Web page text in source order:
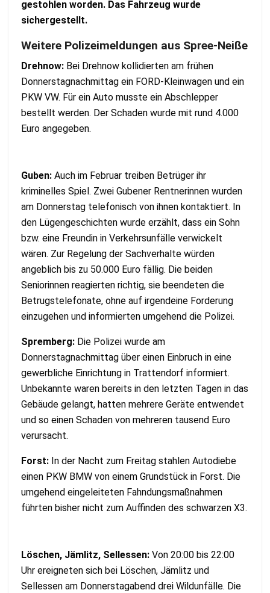
gestohlen worden. Das Fahrzeug wurde
sichergestellt.
Weitere Polizeimeldungen aus Spree-Neiße
Drehnow: Bei Drehnow kollidierten am frühen
Donnerstagnachmittag ein FORD-Kleinwagen und ein
PKW VW. Für ein Auto musste ein Abschlepper
bestellt werden. Der Schaden wurde mit rund 4.000
Euro angegeben.
Guben: Auch im Februar treiben Betrüger ihr
kriminelles Spiel. Zwei Gubener Rentnerinnen wurden
am Donnerstag telefonisch von ihnen kontaktiert. In
den Lügengeschichten wurde erzählt, dass ein Sohn
bzw. eine Freundin in Verkehrsunfälle verwickelt
wären. Zur Regelung der Sachverhalte würden
angeblich bis zu 50.000 Euro fällig. Die beiden
Seniorinnen reagierten richtig, sie beendeten die
Betrugstelefonate, ohne auf irgendeine Forderung
einzugehen und informierten umgehend die Polizei.
Spremberg: Die Polizei wurde am
Donnerstagnachmittag über einen Einbruch in eine
gewerbliche Einrichtung in Trattendorf informiert.
Unbekannte waren bereits in den letzten Tagen in das
Gebäude gelangt, hatten mehrere Geräte entwendet
und so einen Schaden von mehreren tausend Euro
verursacht.
Forst: In der Nacht zum Freitag stahlen Autodiebe
einen PKW BMW von einem Grundstück in Forst. Die
umgehend eingeleiteten Fahndungsmaßnahmen
führten bisher nicht zum Auffinden des schwarzen X3.
Löschen, Jämlitz, Sellessen: Von 20:00 bis 22:00
Uhr ereigneten sich bei Löschen, Jämlitz und
Sellessen am Donnerstagabend drei Wildunfälle. Die